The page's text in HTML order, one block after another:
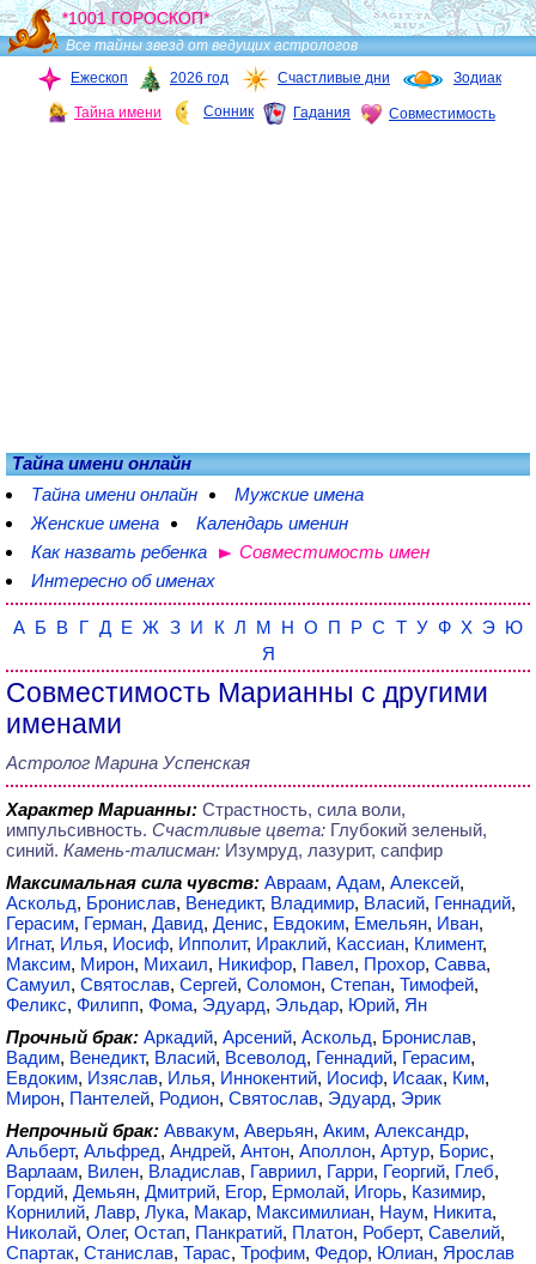
*1001 ГОРОСКОП*
Все тайны звезд от ведущих астрологов
Ежескоп
2026 год Счастливые дни Зодиак
Тайна имени Сонник Гадания Совместимость
Тайна имени онлайн
Тайна имени онлайн
Мужские имена
Женские имена
Календарь именин
Как назвать ребенка
Совместимость имен
Интересно об именах
А Б В Г Д Е Ж З И К Л М Н О П Р С Т У Ф Х Э Ю
Я
Совместимость Марианны с другими
именами
Астролог Марина Успенская
Характер Марианны: Страстность, сила воли,
импульсивность. Счастливые цвета: Глубокий зеленый,
синий. Камень-талисман: Изумруд, лазурит, сапфир
Максимальная сила чувств: Авраам, Адам, Алексей,
Аскольд, Бронислав, Венедикт, Владимир, Власий, Геннадий,
Герасим, Герман, Давид, Денис, Евдоким, Емельян, Иван,
Игнат, Илья, Иосиф, Ипполит, Ираклий, Кассиан, Климент,
Максим, Мирон, Михаил, Никифор, Павел, Прохор, Савва,
Самуил, Святослав, Сергей, Соломон, Степан, Тимофей,
Феликс, Филипп, Фома, Эдуард, Эльдар, Юрий, Ян
Прочный брак: Аркадий, Арсений, Аскольд, Бронислав,
Вадим, Венедикт, Власий, Всеволод, Геннадий, Герасим,
Евдоким, Изяслав, Илья, Иннокентий, Иосиф, Исаак, Ким,
Мирон, Пантелей, Родион, Святослав, Эдуард, Эрик
Непрочный брак: Аввакум, Аверьян, Аким, Александр,
Альберт, Альфред, Андрей, Антон, Аполлон, Артур, Борис,
Варлаам, Вилен, Владислав, Гавриил, Гарри, Георгий, Глеб,
Гордий, Демьян, Дмитрий, Егор, Ермолай, Игорь, Казимир,
Корнилий, Лавр, Лука, Макар, Максимилиан, Наум, Никита,
Николай, Олег, Остап, Панкратий, Платон, Роберт, Савелий,
Спартак, Станислав, Тарас, Трофим, Федор, Юлиан, Ярослав